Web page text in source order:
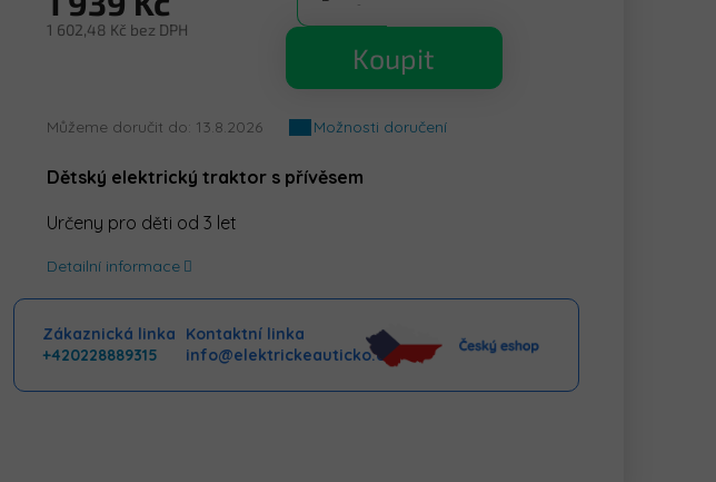
hvězdiček.
1 602,48 Kč bez DPH
Koupit
Můžeme doručit do: 13.8.2026 Možnosti doručení
Dětský elektrický traktor s přívěsem
Určeny pro děti od 3 let
Detailní informace
Zákaznická linka
+420228889315
Kontaktní linka
info@elektrickeauticko.cz